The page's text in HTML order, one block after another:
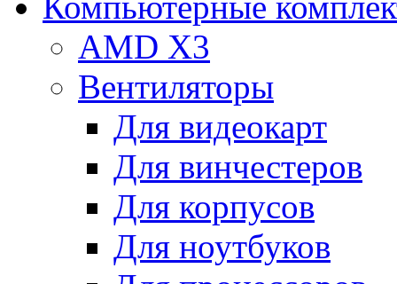
AMD X3
Вентиляторы
Для видеокарт
Для винчестеров
Для корпусов
Для ноутбуков